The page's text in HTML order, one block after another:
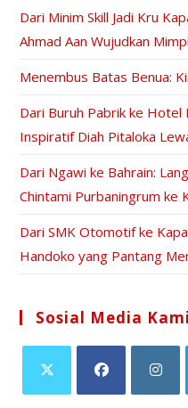
Dari Minim Skill Jadi Kru
Ahmad Aan Wujudkan
Menembus Batas Benua:
Dari Buruh Pabrik ke Hotel
Inspiratif Diah Pitaloka
Dari Ngawi ke Bahrain:
Chintami Purbaningrum ke
Dari SMK Otomotif ke
Handoko yang Pantang
Sosial Media Kami